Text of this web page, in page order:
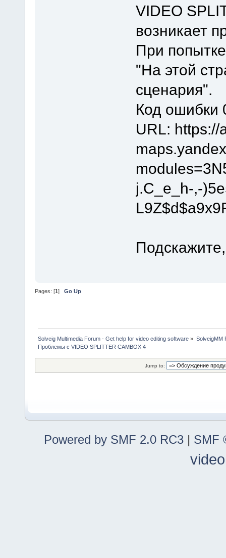
VIDEO
возникает
При
"На этой
сценария".
Код ошибки
URL: https://
j.C_e_h-,-
Pages: [1] Go Up
Solveig Multimedia Forum - Get help for video editing software » SolveigMM
Проблемы с VIDEO SPLITTER CAMBOX 4
Jump to:
Powered by SMF 2.0 RC3 | SMF